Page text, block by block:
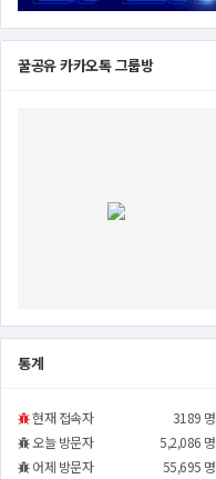
꿀공유 카카오톡 그룹방
통계
현재 접속자
3189 명
오늘 방문자
5,2,086 명
어제 방문자
55,695 명